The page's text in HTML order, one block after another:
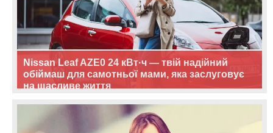
Nissan Leaf AZE0 24 кВт·ч — твій надійний
обіймаш для самотньої мами, яка заслуговує
на щасливе життя